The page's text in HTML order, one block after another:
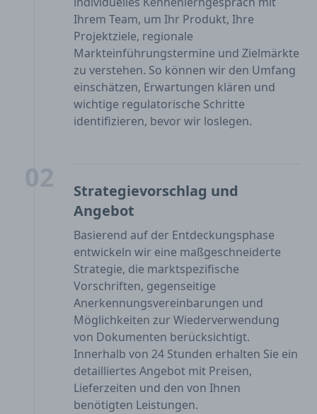
Ihrem Team, um Ihr Produkt, Ihre
Projektziele, regionale
Markteinführungstermine und Zielmärkte
zu verstehen. So können wir den Umfang
einschätzen, Erwartungen klären und
wichtige regulatorische Schritte
identifizieren, bevor wir loslegen.
Strategievorschlag und
Angebot
Basierend auf der Entdeckungsphase
entwickeln wir eine maßgeschneiderte
Strategie, die marktspezifische
Vorschriften, gegenseitige
Anerkennungsvereinbarungen und
Möglichkeiten zur Wiederverwendung
von Dokumenten berücksichtigt.
Innerhalb von 24 Stunden erhalten Sie ein
detailliertes Angebot mit Preisen,
Lieferzeiten und den von Ihnen
benötigten Leistungen.